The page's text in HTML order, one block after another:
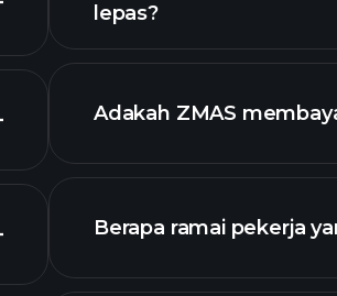
laporan kewangan
lepas?
Adakah ZMAS
Berapa ramai pekerja